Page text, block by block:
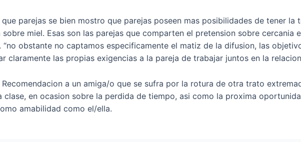
parejas se bien mostro que parejas poseen mas posibilidades de tener
miel. Esas son las parejas que comparten el pretension sobre cercania
“no obstante no captamos especificamente el matiz de la difusion, las
claramente las propias exigencias a la pareja de trabajar juntos en la
Recomendacion a un amiga/o que se sufra por la rotura de otra trato
clase, en ocasion sobre la perdida de tiempo, asi­ como la proxima
amabilidad como el/ella.